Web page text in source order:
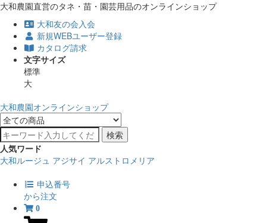
大和農園直営のタネ・苗・園芸用品のオンラインショップ
大和友の会入会
新規WEBユーザー登録
カタログ請求
文字サイズ
標準
大
大和農園オンラインショップ
検索
人気ワード
大和ルージュ アジサイ アルストロメリア
申込番号
から注文
0